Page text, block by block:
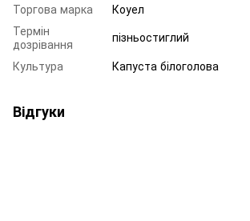
Торгова марка
Коуел
Термін
дозрівання
пізньостиглий
Культура
Капуста білоголова
Відгуки